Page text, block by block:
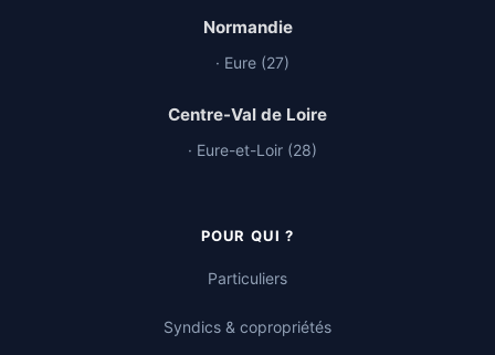
Normandie
· Eure (27)
Centre-Val de Loire
· Eure-et-Loir (28)
POUR QUI ?
Particuliers
Syndics & copropriétés